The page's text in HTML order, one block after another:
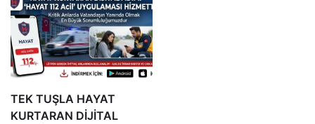
TEK TUŞLA HAYAT
KURTARAN DİJİTAL